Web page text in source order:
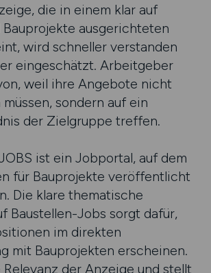
die in einem klar auf
Bauprojekte ausgerichteten
wird schneller verstanden
eingeschätzt. Arbeitgeber
weil ihre Angebote nicht
sondern auf ein
der Zielgruppe treffen.
ist ein Jobportal, auf dem
für Bauprojekte veröffentlicht
Die klare thematische
Baustellen-Jobs sorgt dafür,
im direkten
mit Bauprojekten erscheinen.
der Anzeige und stellt